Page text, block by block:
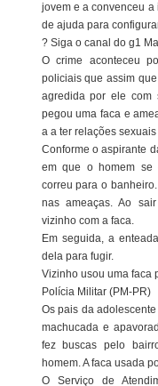
jovem e a convenceu
de ajuda para
? Siga o canal do g1
O crime aconteceu
policiais que assim
agredida por ele com
pegou uma faca e
a a ter relações
Conforme o aspirante
em que o homem se
correu para o
nas ameaças. Ao
vizinho com a faca.
Em seguida, a
dela para fugir.
Vizinho usou uma faca
Polícia Militar (PM-PR)
Os pais da
machucada e
fez buscas pelo
homem. A faca usada
O Serviço de